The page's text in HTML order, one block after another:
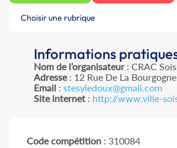
Choisir une rubrique
Informations
Nom de l’organisateur: CRAC
Adresse: 12 Rue De La
Email: stesyledoux@gmail.com
Site internet: http://www.ville-
Code compétition : 310084